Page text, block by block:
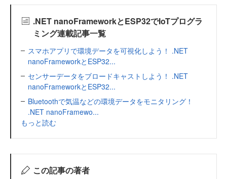
.NET nanoFrameworkとESP32でIoTプログラ
ミング連載記事一覧
スマホアプリで環境データを可視化しよう！ .NET
nanoFrameworkとESP32...
センサーデータをブロードキャストしよう！ .NET
nanoFrameworkとESP32...
Bluetoothで気温などの環境データをモニタリング！
.NET nanoFramewo...
もっと読む
この記事の著者